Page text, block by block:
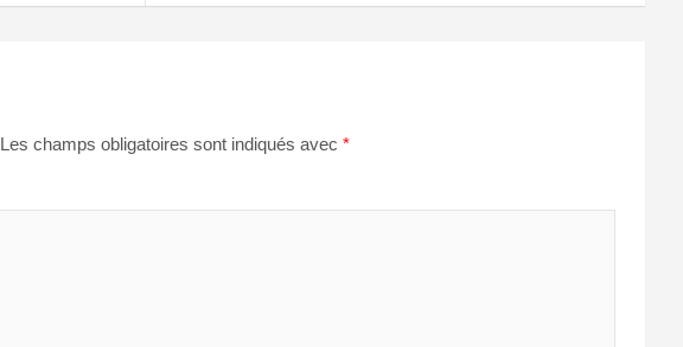
Les champs obligatoires sont indiqués avec *